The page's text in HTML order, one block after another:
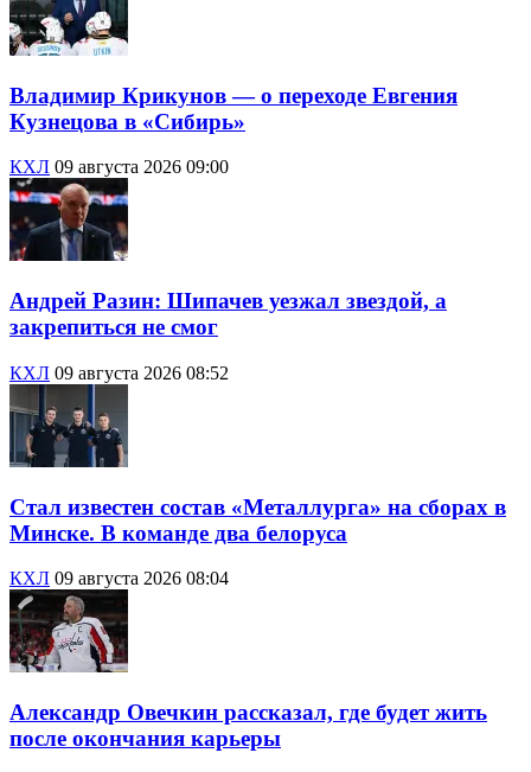
Владимир Крикунов — о переходе Евгения
Кузнецова в «Сибирь»
КХЛ 09 августа 2026 09:00
Андрей Разин: Шипачев уезжал звездой, а
закрепиться не смог
КХЛ 09 августа 2026 08:52
Стал известен состав «Металлурга» на сборах в
Минске. В команде два белоруса
КХЛ 09 августа 2026 08:04
Александр Овечкин рассказал, где будет жить
после окончания карьеры